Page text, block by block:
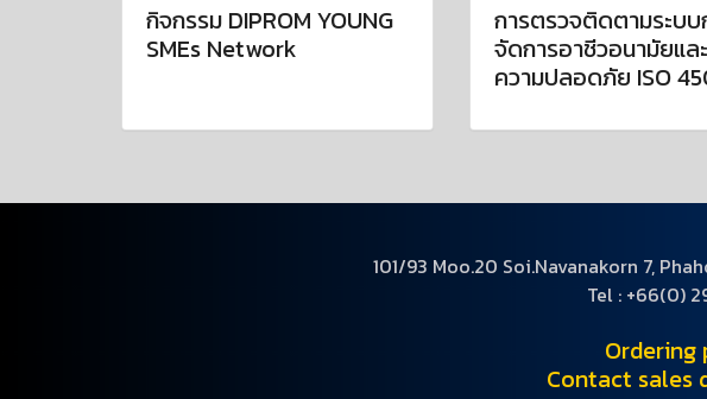
กิจกรรม DIPROM YOUNG
SMEs Network
การตรวจติดตามระบบ
จัดการอาชีวอนามัยและ
ความปลอดภัย ISO
101/93 Moo.20 Soi.Navanakorn 7,
Tel : +66(0)
Ordering
Contact sales